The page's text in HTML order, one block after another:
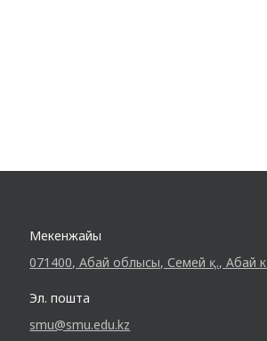
Мекенжайы
071400, Абай облысы, Семей қ., Абай
Эл. пошта
smu@smu.edu.kz